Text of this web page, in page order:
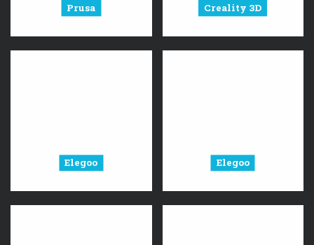
Prusa Creality 3D
Elegoo Elegoo